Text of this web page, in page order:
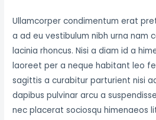
Ullamcorper condimentum erat
a ad eu vestibulum nibh urna nam
lacinia rhoncus. Nisi a diam id a
laoreet per a neque habitant leo
sagittis a curabitur parturient nisi
dapibus pulvinar arcu a
nec placerat sociosqu himenaeos